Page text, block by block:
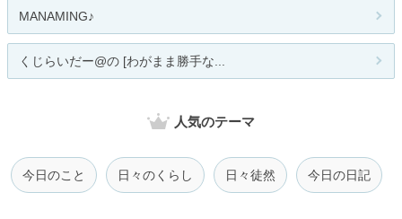
MANAMING♪
くじらいだー@の [わがまま勝手な...
人気のテーマ
今日のこと 日々のくらし 日々徒然 今日の日記